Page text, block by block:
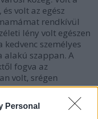
Personal
volt az egész
rendkívül
lény volt egészen
kedvenc személyes
alakú szappan. A
fogva az
volt, srégen
lelkes volt, hogy a
október 24.